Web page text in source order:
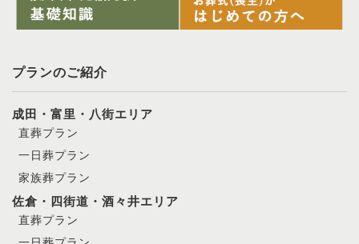
プランのご紹介
成田・富里・八街エリア
直葬プラン
一日葬プラン
家族葬プラン
佐倉・四街道・酒々井エリア
直葬プラン